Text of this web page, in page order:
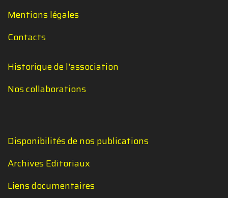
Mentions légales
Contacts
Historique de l'association
Nos collaborations
Disponibilités de nos publications
Archives Editoriaux
Liens documentaires